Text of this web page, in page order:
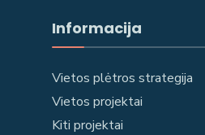
Informacija
Vietos plėtros strategija
Vietos projektai
Kiti projektai